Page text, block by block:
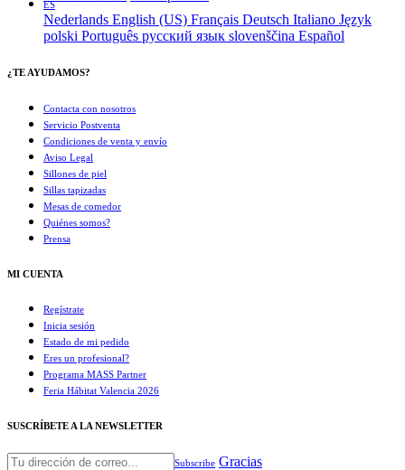
ES
Nederlands English (US) Français Deutsch Italiano Język
polski Português русский язык slovenščina Español
¿TE AYUDAMOS?
Contacta con nosotros
Servicio Postventa
Condiciones de venta y envío
Aviso Legal
Sillones de piel
Sillas tapizadas
Mesas de comedor
Quiénes somos?
Prensa
MI CUENTA
Regístrate
Inicia sesión
Estado de mi pedido
Eres un profesional?
Programa MASS Partner
Feria Hábitat Valencia 2026​
SUSCRÍBETE A LA NEWSLETTER
Subscribe Gracias